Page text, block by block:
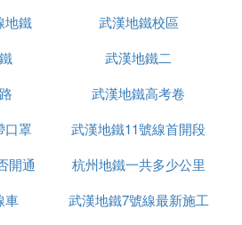
口及分布位置待定。
的基本介紹
城際
鐵路納入江蘇省自「十二
面通過江蘇省發改委正式向國
目提前實施方案的研究報告。
心地鐵站
地鐵
武漢地鐵校區
武漢地鐵二
武漢地鐵高考卷
口罩
武漢地鐵11號線首開段
為什麼
開通
杭州地鐵一共多少公里
車
武漢地鐵7號線最新施工